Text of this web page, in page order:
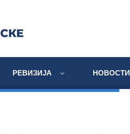
РЕВИЗИЈА НОВОСТИ